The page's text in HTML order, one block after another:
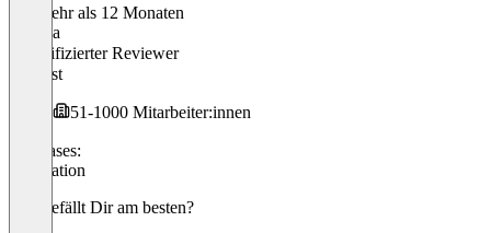
Vor mehr als 12 Monaten
Annika
Verifizierter Reviewer
Analyst
51-1000 Mitarbeiter:innen
Use cases:
Translation
Was gefällt Dir am besten?